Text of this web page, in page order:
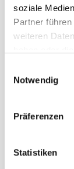
soziale
Partner
weiteren
Notwendig
Präferenzen
Statistiken
Anstiege